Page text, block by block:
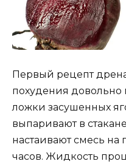
Первый рецепт
похудения довольно
ложки засушенных
выпаривают в
настаивают смесь
часов. Жидкость